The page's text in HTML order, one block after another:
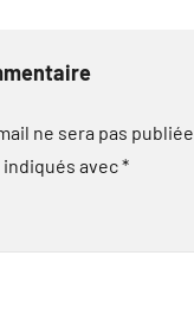
ne sera pas publiée.
avec*